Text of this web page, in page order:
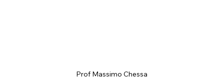
Prof Massimo Chessa